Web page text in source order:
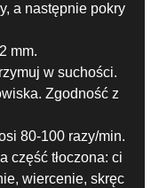
a następnie pokry
mm.
w suchości.
Zgodność z
80-100 razy/min.
część tłoczona: ci
wiercenie, skręc